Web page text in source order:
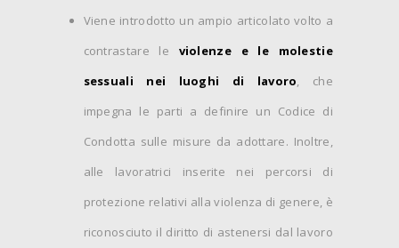
Viene introdotto un ampio articolato volto a
contrastare le violenze e le molestie
sessuali nei luoghi di lavoro, che
impegna le parti a definire un Codice di
Condotta sulle misure da adottare. Inoltre,
alle lavoratrici inserite nei percorsi di
protezione relativi alla violenza di genere, è
riconosciuto il diritto di astenersi dal lavoro